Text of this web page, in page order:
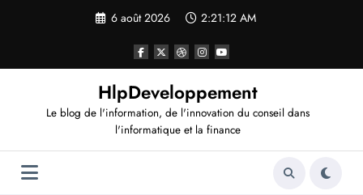
6 août 2026 2:21:12 AM
HlpDeveloppement
Le blog de l'information, de l'innovation du conseil dans
l'informatique et la finance